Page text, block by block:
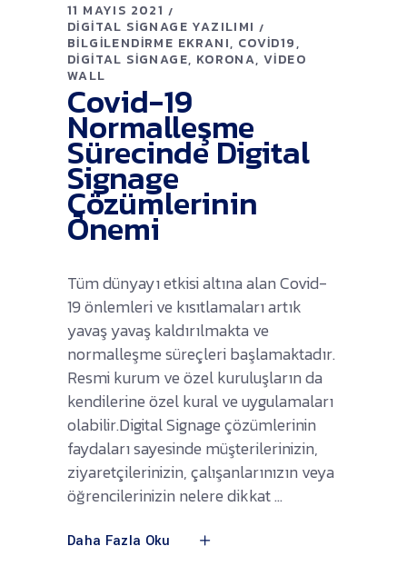
11 MAYIS 2021
DIGITAL SIGNAGE YAZILIMI
BILGILENDIRME EKRANI COVID19
DIGITAL SIGNAGE KORONA VIDEO
WALL
Covid-19
Normalleşme
Sürecinde Digital
Signage
Çözümlerinin
Önemi
Tüm dünyayı etkisi altına alan Covid-
19 önlemleri ve kısıtlamaları artık
yavaş yavaş kaldırılmakta ve
normalleşme süreçleri başlamaktadır.
Resmi kurum ve özel kuruluşların da
kendilerine özel kural ve uygulamaları
olabilir.Digital Signage çözümlerinin
faydaları sayesinde müşterilerinizin,
ziyaretçilerinizin, çalışanlarınızın veya
öğrencilerinizin nelere dikkat
Daha Fazla Oku